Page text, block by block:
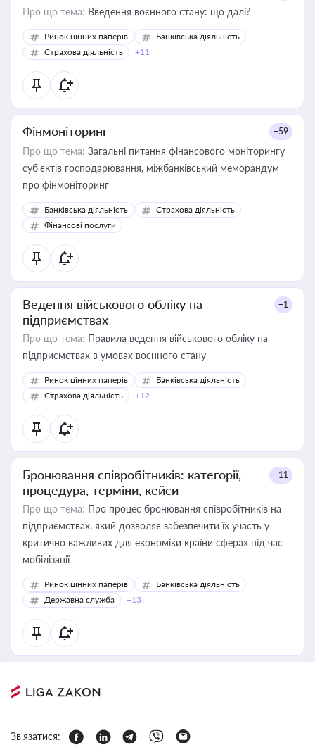
Про що тема: Введення воєнного стану: що далі?
Ринок цінних паперів
Банківська діяльність
Страхова діяльність
+11
Фінмоніторинг +59
Про що тема: Загальні питання фінансового моніторингу
суб'єктів господарювання, міжбанківський меморандум
про фінмоніторинг
Банківська діяльність
Страхова діяльність
Фінансові послуги
Ведення військового обліку на
підприємствах
+1
Про що тема: Правила ведення військового обліку на
підприємствах в умовах воєнного стану
Ринок цінних паперів
Банківська діяльність
Страхова діяльність
+12
Бронювання співробітників: категорії,
процедура, терміни, кейси
+11
Про що тема: Про процес бронювання співробітників на
підприємствах, який дозволяє забезпечити їх участь у
критично важливих для економіки країни сферах під час
мобілізації
Ринок цінних паперів
Банківська діяльність
Державна служба
+13
Зв'язатися: